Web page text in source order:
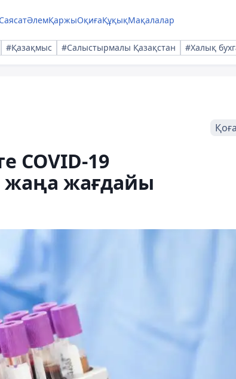
СаясатӘлемҚаржыОқиғаҚұқықМақалалар
#Қазақмыс #Салыстырмалы Қазақстан #Халық
COVID-19
жағдайы